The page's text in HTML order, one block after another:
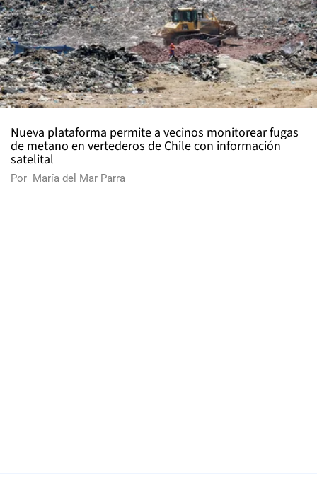
Nueva plataforma permite a vecinos monitorear fugas
de metano en vertederos de Chile con información
satelital
Por María del Mar Parra